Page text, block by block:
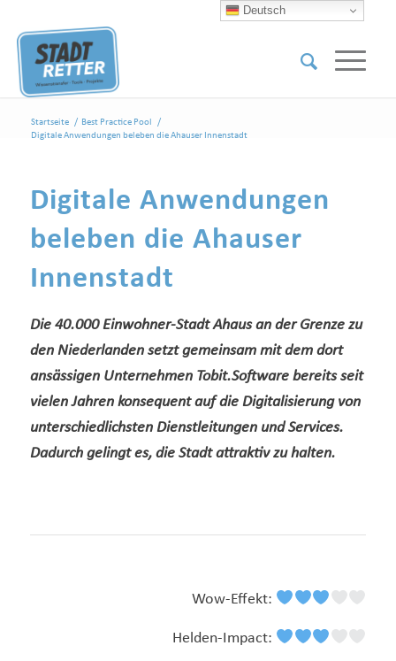
Startseite / Best Practice Pool
/
Digitale Anwendungen beleben die Ahauser Innenstadt
Digitale Anwendungen
beleben die Ahauser
Innenstadt
Die 40.000 Einwohner-Stadt Ahaus an der Grenze zu
den Niederlanden setzt gemeinsam mit dem dort
ansässigen Unternehmen Tobit.Software bereits seit
vielen Jahren konsequent auf die Digitalisierung von
unterschiedlichsten Dienstleitungen und Services.
Dadurch gelingt es, die Stadt attraktiv zu halten.
Wow-Effekt:
Helden-Impact:
Deutsch